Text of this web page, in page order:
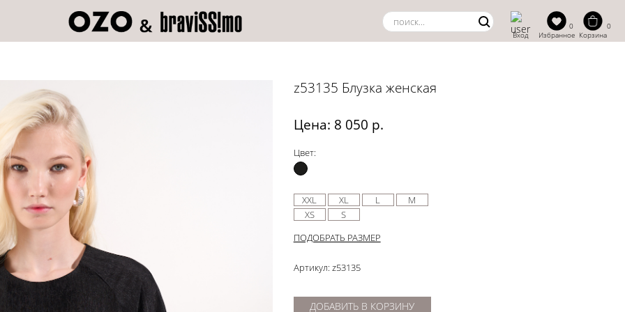
z53135 Блузка женская
Цена: 8 050 р.
Цвет:
XXL XL L
M
XS
S
ПОДОБРАТЬ РАЗМЕР
Артикул: z53135
ДОБАВИТЬ В КОРЗИНУ
Вход
0
Избранное
0
Корзина